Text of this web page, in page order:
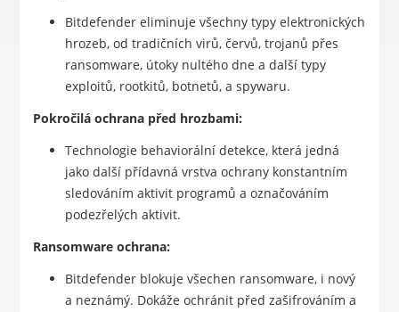
Bitdefender eliminuje všechny typy elektronických
hrozeb, od tradičních virů, červů, trojanů přes
ransomware, útoky nultého dne a další typy
exploitů, rootkitů, botnetů, a spywaru.
Pokročilá ochrana před hrozbami:
Technologie behaviorální detekce, která jedná
jako další přídavná vrstva ochrany konstantním
sledováním aktivit programů a označováním
podezřelých aktivit.
Ransomware ochrana:
Bitdefender blokuje všechen ransomware, i nový
a neznámý. Dokáže ochránit před zašifrováním a